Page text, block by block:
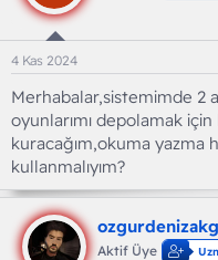
y
a
a
t
a
n
ç
r
i
h
i
4 Kas 2024
Merhabalar,sistemimde 2
oyunlarımı depolamak
kuracağım,okuma yazma
kullanmalıyım?
Aktif Üye